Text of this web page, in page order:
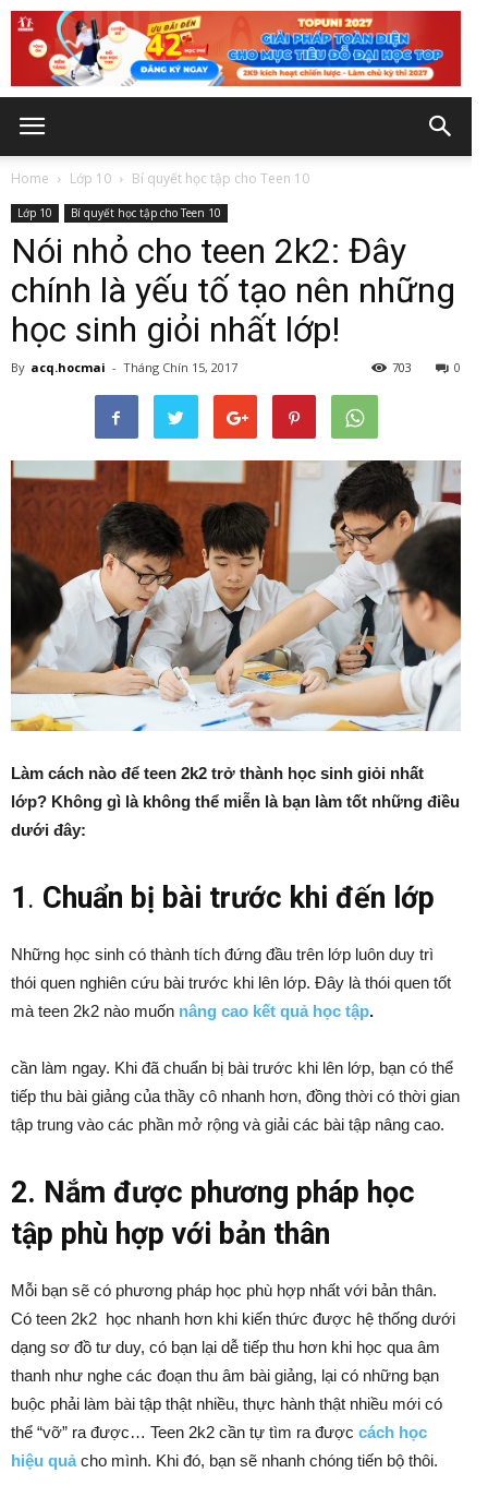
Home Lớp 10 Bí quyết học tập cho Teen 10
Lớp 10 Bí quyết học tập cho Teen 10
Nói nhỏ cho teen 2k2: Đây
chính là yếu tố tạo nên những
học sinh giỏi nhất lớp!
By acq.hocmai - Tháng Chín 15, 2017 0
703
Làm cách nào để teen 2k2 trở thành học sinh giỏi nhất
lớp? Không gì là không thể miễn là bạn làm tốt những điều
dưới đây:
1. Chuẩn bị bài trước khi đến lớp
Những học sinh có thành tích đứng đầu trên lớp luôn duy trì
thói quen nghiên cứu bài trước khi lên lớp. Đây là thói quen tốt
mà teen 2k2 nào muốn nâng cao kết quả học tập.
cần làm ngay. Khi đã chuẩn bị bài trước khi lên lớp, bạn có thể
tiếp thu bài giảng của thầy cô nhanh hơn, đồng thời có thời gian
tập trung vào các phần mở rộng và giải các bài tập nâng cao.
2. Nắm được phương pháp học
tập phù hợp với bản thân
Mỗi bạn sẽ có phương pháp học phù hợp nhất với bản thân.
Có teen 2k2 học nhanh hơn khi kiến thức được hệ thống dưới
dạng sơ đồ tư duy, có bạn lại dễ tiếp thu hơn khi học qua âm
thanh như nghe các đoạn thu âm bài giảng, lại có những bạn
buộc phải làm bài tập thật nhiều, thực hành thật nhiều mới có
thể “vỡ” ra được… Teen 2k2 cần tự tìm ra được cách học
hiệu quảcho mình. Khi đó, bạn sẽ nhanh chóng tiến bộ thôi.